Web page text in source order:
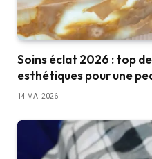
Soins éclat 2026 : top
esthétiques pour une
14 MAI 2026